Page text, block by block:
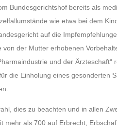
Bundesgerichtshof bereits als
wie etwa bei dem
auf die
von der Mutter erhobenen
und der
die Einholung eines gesonderten
dies zu beachten und in allen
mehr als 700 auf Erbrecht,